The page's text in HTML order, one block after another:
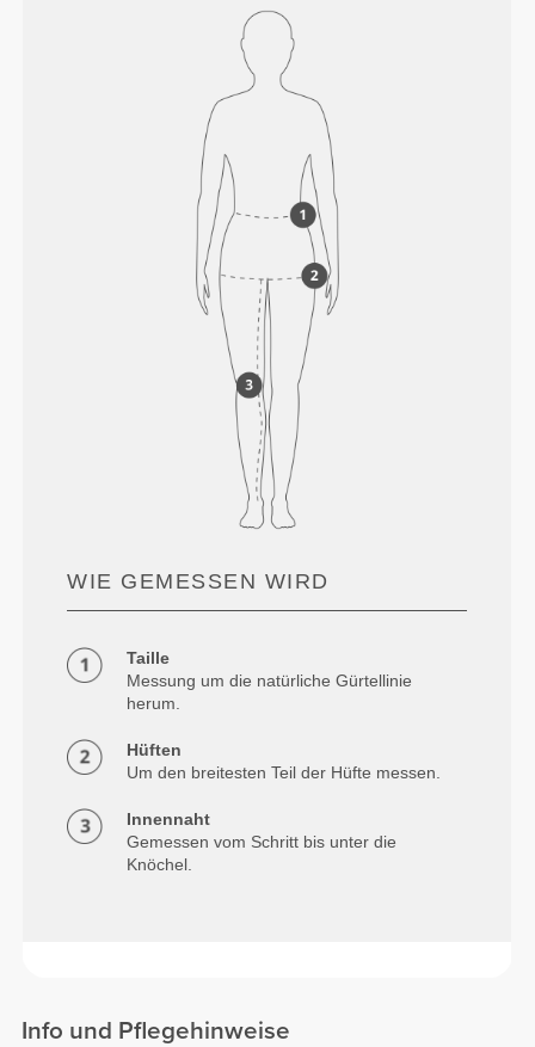
WIE GEMESSEN WIRD
Taille
Messung um die natürliche Gürtellinie
herum.
Hüften
Um den breitesten Teil der Hüfte messen.
Innennaht
Gemessen vom Schritt bis unter die
Knöchel.
Info und Pflegehinweise